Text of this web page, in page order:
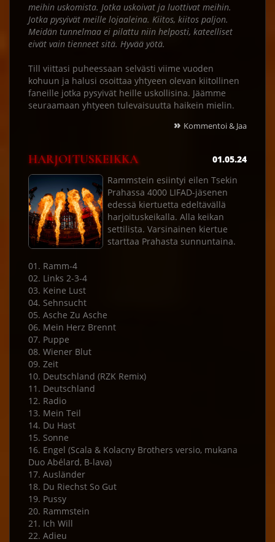
meihin uskomista. Jotka uskoivat ja luottivat meihin.
Jotka pysyivät meille lojaaleina. Kiitos, kiitos paljon.
Meidän tunnelmaa ei pilattu niin helposti, kateelliset
eivät vain tienneet sitä. Hyvää yötä.
Till viittasi puheessaan selvästi viime vuoden
kohuun ja halusi osoittaa yhtyeen olevan kiitollinen
faneille jotka pysyivät heille uskollisina. Jäämme
seuraamaan yhtyeen tulevaisuutta haikein mielin.
» Kommentoi & Jaa
HARJOITUSKEIKKA
01.05.24
Rammstein esiintyi eilen Tsekin
Prahassa 4000 LIFAD-jäsenen
edessä kiertuetta edeltävällä
harjoituskeikalla. Alla keikan
settilista. Varsinainen kiertue
starttaa Prahasta sunnuntaina.
01. Ramm-4
02. Links 2-3-4
03. Keine Lust
04. Sehnsucht
05. Asche Zu Asche
06. Mein Herz Brennt
07. Puppe
08. Wiener Blut
09. Zeit
10. Deutschland (RZK Remix)
11. Deutschland
12. Radio
13. Mein Teil
14. Du Hast
15. Sonne
16. Engel (Scala & Kolacny Brothers versio, mukana
Duo Abélard, B-lava)
17. Ausländer
18. Du Riechst So Gut
19. Pussy
20. Rammstein
21. Ich Will
22. Adieu